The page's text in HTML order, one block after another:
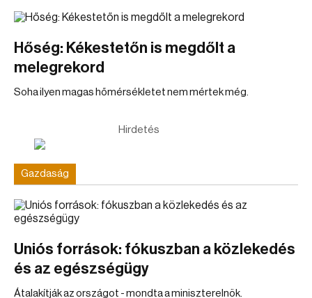
Hőség: Kékestetőn is megdőlt a
melegrekord
Soha ilyen magas hőmérsékletet nem mértek még.
Hirdetés
Gazdaság
Uniós források: fókuszban a közlekedés
és az egészségügy
Átalakítják az országot - mondta a miniszterelnök.